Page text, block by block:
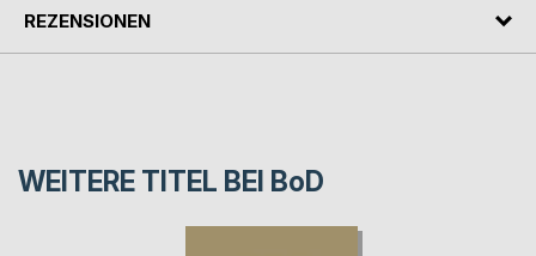
REZENSIONEN
WEITERE TITEL BEI BoD